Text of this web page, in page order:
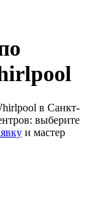
в Санкт-
выберите
и мастер